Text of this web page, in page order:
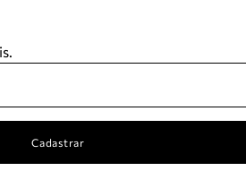
Cadastrar